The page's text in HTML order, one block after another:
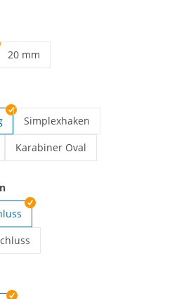
20 mm
| Kartenhalter
Simplexhaken
Lanyards selbst gestalten |
Karabiner Oval